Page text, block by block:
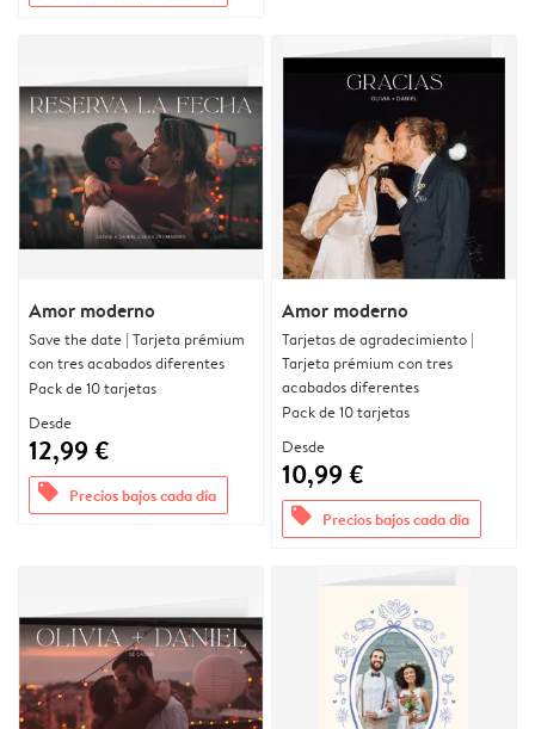
Amor moderno
Save the date | Tarjeta prémium
con tres acabados diferentes
Pack de 10 tarjetas
Desde
12,99 €
offers Precios bajos cada día
Amor moderno
Tarjetas de agradecimiento |
Tarjeta prémium con tres
acabados diferentes
Pack de 10 tarjetas
Desde
10,99 €
offers Precios bajos cada día